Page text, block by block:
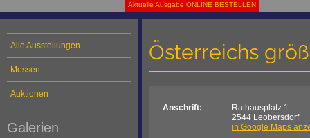
Aktuelle Ausgabe ONLINE BESTELLEN
Alle Ausstellungen
Messen
Auktionen
Galerien
Österreichs
Anschrift:
Rathausplatz 1
2544 Leobersdorf
in Google Maps